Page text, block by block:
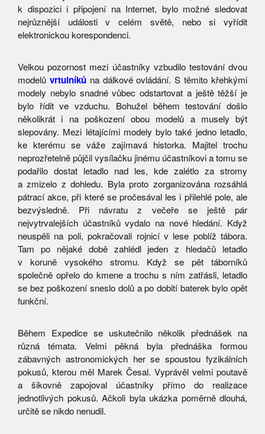
k dispozici i připojení na Internet, bylo možné sledovat
nejrůznější události v celém světě, nebo si vyřídit
elektronickou korespondenci.
Velkou pozornost mezi účastníky vzbudilo testování dvou
modelů vrtulníkůna dálkové ovládání. S těmito křehkými
modely nebylo snadné vůbec odstartovat a ještě těžší je
bylo řídit ve vzduchu. Bohužel během testování došlo
několikrát i na poškození obou modelů a musely být
slepovány. Mezi létajícími modely bylo také jedno letadlo,
ke kterému se váže zajímavá historka. Majitel trochu
neprozřetelně půjčil vysílačku jinému účastníkovi a tomu se
podařilo dostat letadlo nad les, kde zalétlo za stromy
a zmizelo z dohledu. Byla proto zorganizována rozsáhlá
pátrací akce, při které se pročesával les i přilehlé pole, ale
bezvýsledně. Při návratu z večeře se ještě pár
nejvytrvalejších účastníků vydalo na nové hledání. Když
neuspěli na poli, pokračovali rojnicí v lese poblíž tábora.
Tam po nějaké době zahlédl jeden z hledačů letadlo
v koruně vysokého stromu. Když se pět táborníků
společně opřelo do kmene a trochu s ním zatřásli, letadlo
se bez poškození sneslo dolů a po dobití baterek bylo opět
funkční.
Během Expedice se uskutečnilo několik přednášek na
různá témata. Velmi pěkná byla přednáška formou
zábavných astronomických her se spoustou fyzikálních
pokusů, kterou měl Marek Česal. Vyprávěl velmi poutavě
a šikovně zapojoval účastníky přímo do realizace
jednotlivých pokusů. Ačkoli byla ukázka poměrně dlouhá,
určitě se nikdo nenudil.